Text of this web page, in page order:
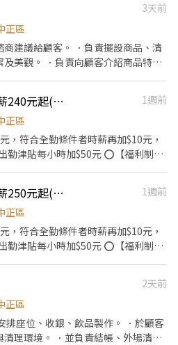
誠，喜歡烹飪。 2. 自我要求高。 3. 喜
處。 4. 接受學習正面思考，積極解
3天前
正區
商建議給顧客。 ．負責擺設商品、清
美觀。 ．負責向顧客介紹商品特
點貨品存量及撰寫當日業務報表。
【すき家 SUKIYA】★時薪240元起(含全勤)★北車K區店
1週前
正區
，符合全勤條件者時薪再加$10元，
每小時加$50元 ⭕【福利制
》:餐點製
》:接待服務顧客、收銀結帳、環境
食-牛丼/咖哩，並以舒適衛生的用
平實親民的誠懇價格，強調食品安
人、與家人一起、朋友一起，皆可享
【すき家 SUKIYA】★時薪250元起(含全勤)★東門店
1週前
正區
，符合全勤條件者時薪再加$10元，
每小時加$50元 ⭕【福利制
餐點製
》:接待服務顧客、收銀結帳、環境
2天前
正區
座位、收銀、飲品製作。 ．於顧客
理環境。 ．並負責結帳、外場清潔